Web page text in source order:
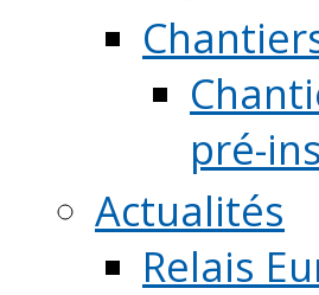
pré-
Actualités
Relais